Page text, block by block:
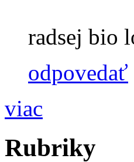
radsej bio
odpovedať
viac
Rubriky